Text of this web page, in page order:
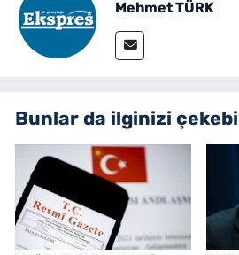
Mehmet TÜRK
Bunlar da ilginizi